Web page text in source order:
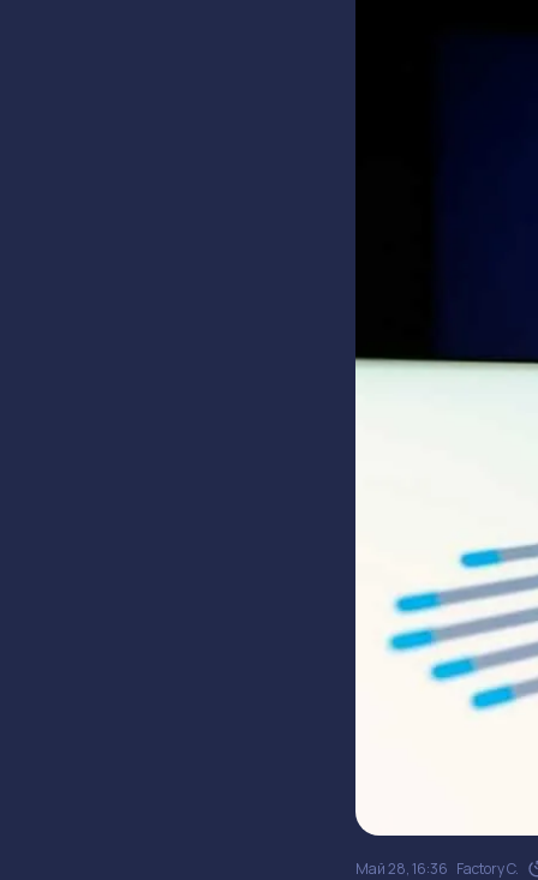
Май 28, 16:36 Factory C.